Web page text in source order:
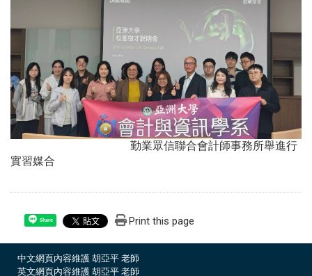
勤業眾信聯合會計師事務所舉進行
實習媒合
Share Print this page
中文網頁內容維護 胡亞平 老師
英文網頁內容維護 胡亞平 老師